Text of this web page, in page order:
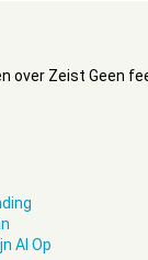
over Zeist Geen
Al Op